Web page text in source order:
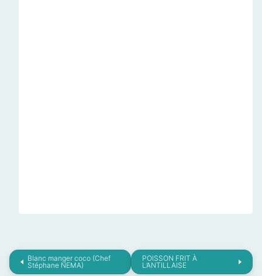
Blanc manger coco (Chef
Stéphane NEMA)
POISSON FRIT À
L’ANTILLAISE